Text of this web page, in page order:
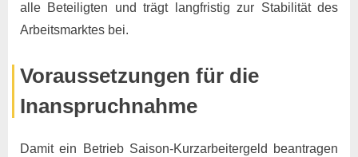
alle Beteiligten und trägt langfristig zur Stabilität des
Arbeitsmarktes bei.
Voraussetzungen für die
Inanspruchnahme
Damit ein Betrieb Saison-Kurzarbeitergeld beantragen